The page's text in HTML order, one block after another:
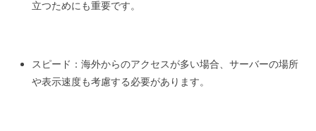
立つためにも重要です。
スピード：海外からのアクセスが多い場合、サーバーの場所
や表示速度も考慮する必要があります。